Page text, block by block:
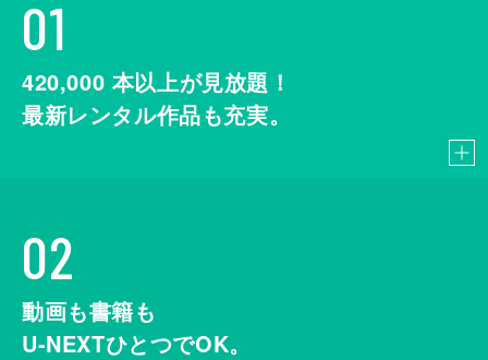
01
420,000 本以上が見放題！
最新レンタル作品も充実。
02
動画も書籍も
U-NEXTひとつでOK。